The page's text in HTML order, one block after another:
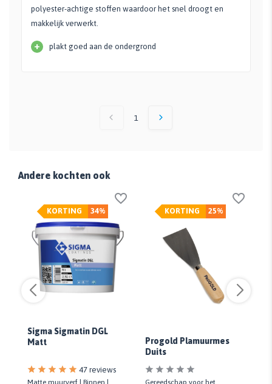
polyester-achtige stoffen waardoor het snel droogt en
makkelijk verwerkt.
+ plakt goed aan de ondergrond
1
Andere kochten ook
34%
KORTING
Sigma Sigmatin DGL
Matt
47 reviews
Matte muurverf | Binnen |
25%
KORTING
Progold Plamuurmes
Duits
Gereedschap voor het